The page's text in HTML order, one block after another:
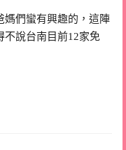
媽們蠻有興趣的，這陣
不說台南目前12家免